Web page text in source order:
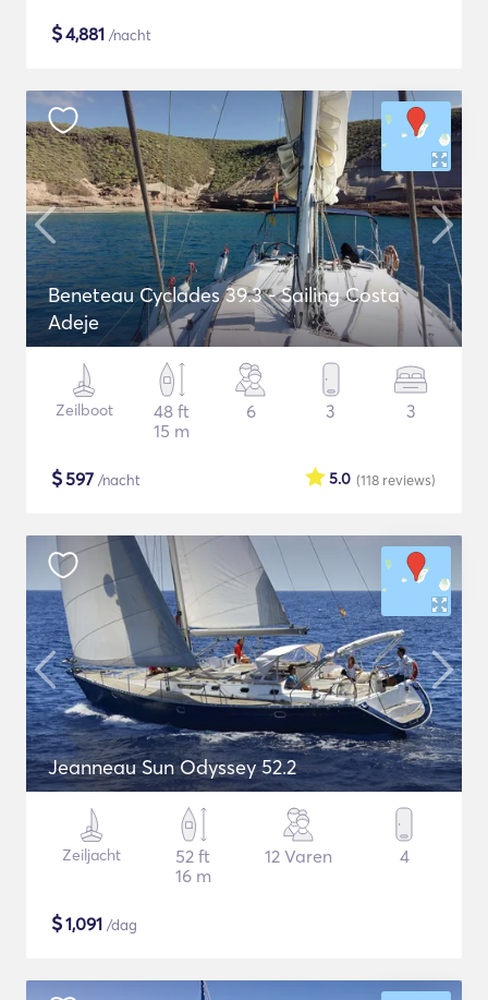
$4,881 /nacht
Beneteau Cyclades 39.3 - Sailing Costa
Adeje
Zeilboot
48 ft
15 m
6 3 3
$597 /nacht (118 reviews)
5.0
Jeanneau Sun Odyssey 52.2
Zeiljacht
52 ft
16 m
12 Varen 4
$1,091 /dag